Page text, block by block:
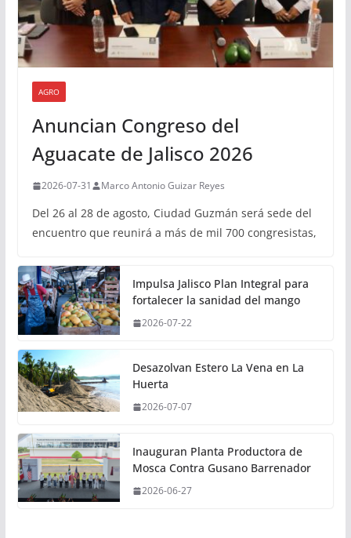
AGRO
Anuncian Congreso del
Aguacate de Jalisco 2026
2026-07-31 Marco Antonio Guizar Reyes
Del 26 al 28 de agosto, Ciudad Guzmán será sede del
encuentro que reunirá a más de mil 700 congresistas,
Impulsa Jalisco Plan Integral para
fortalecer la sanidad del mango
2026-07-22
Desazolvan Estero La Vena en La
Huerta
2026-07-07
Inauguran Planta Productora de
Mosca Contra Gusano Barrenador
2026-06-27